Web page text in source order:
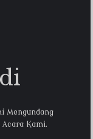
Mengundang
Kami.